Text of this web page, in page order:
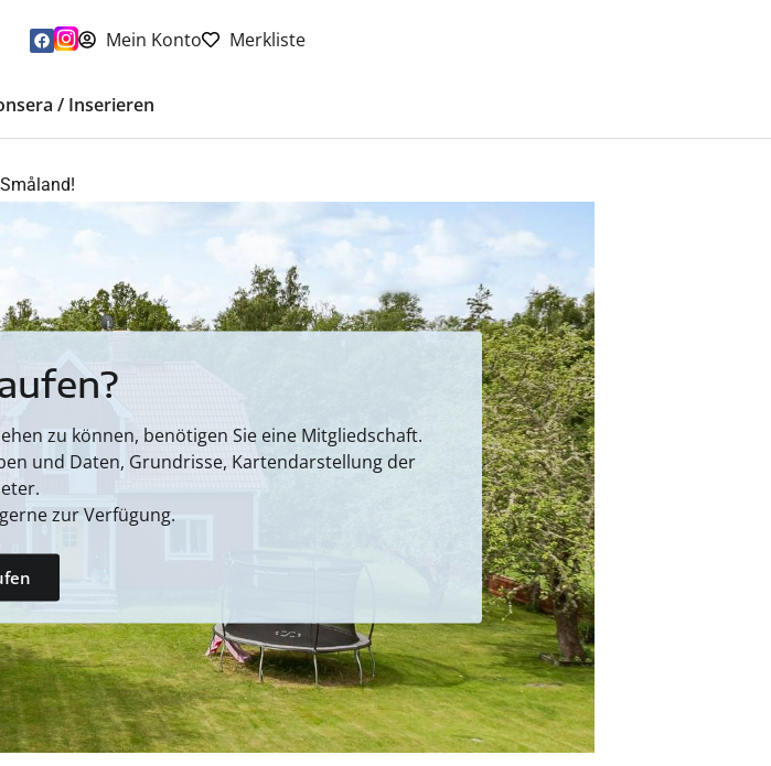
Mein Konto Merkliste
/ Inserieren
zu können, benötigen Sie eine Mitgliedschaft.
und Daten, Grundrisse, Kartendarstellung der
zur Verfügung.